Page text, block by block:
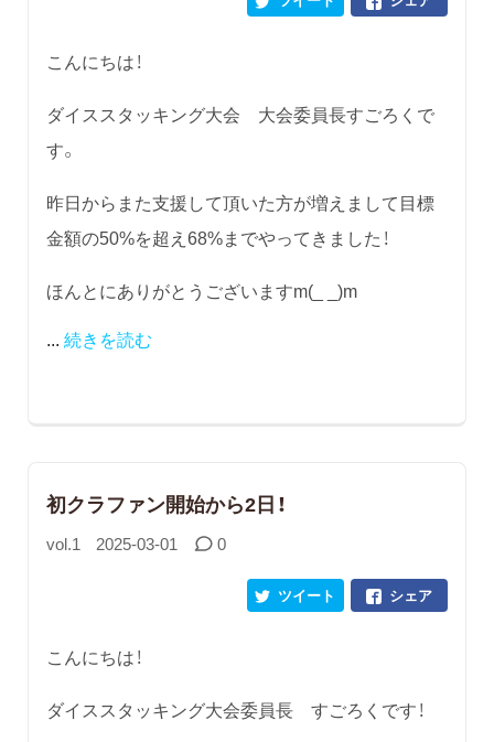
こんにちは！
ダイススタッキング大会 大会委員長すごろくで
す。
昨日からまた支援して頂いた方が増えまして目標
金額の50%を超え68%までやってきました！
ほんとにありがとうございますm(_ _)m
... 続きを読む
初クラファン開始から2日！
vol.1 2025-03-01 0
シェア
ツイート
こんにちは！
ダイススタッキング大会委員長 すごろくです！